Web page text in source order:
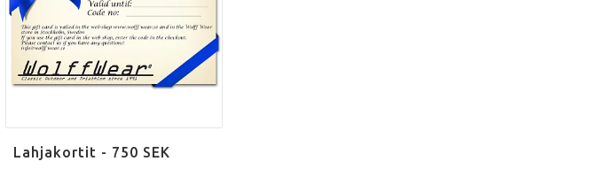
Lahjakortit - 750 SEK